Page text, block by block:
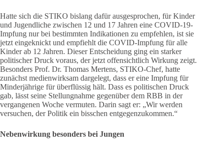
Hatte sich die STIKO bislang dafür ausgesprochen, für Kinder
und Jugendliche zwischen 12 und 17 Jahren eine COVID-19-
Impfung nur bei bestimmten Indikationen zu empfehlen, ist sie
jetzt eingeknickt und empfiehlt die COVID-Impfung für alle
Kinder ab 12 Jahren. Dieser Entscheidung ging ein starker
politischer Druck voraus, der jetzt offensichtlich Wirkung zeigt.
Besonders Prof. Dr. Thomas Mertens, STIKO-Chef, hatte
zunächst medienwirksam dargelegt, dass er eine Impfung für
Minderjährige für überflüssig hält. Dass es politischen Druck
gab, lässt seine Stellungnahme gegenüber dem RBB in der
vergangenen Woche vermuten. Darin sagt er: „Wir werden
versuchen, der Politik ein bisschen entgegenzukommen.“
Nebenwirkung besonders bei Jungen